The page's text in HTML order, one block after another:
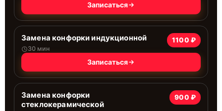
Записаться
Замена конфорки индукционной
30 мин
1100 ₽
Записаться
Замена конфорки
стеклокерамической
900 ₽